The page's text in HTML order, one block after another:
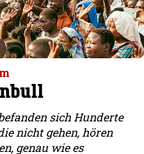
sich Hunderte
nicht gehen, hören
genau wie es